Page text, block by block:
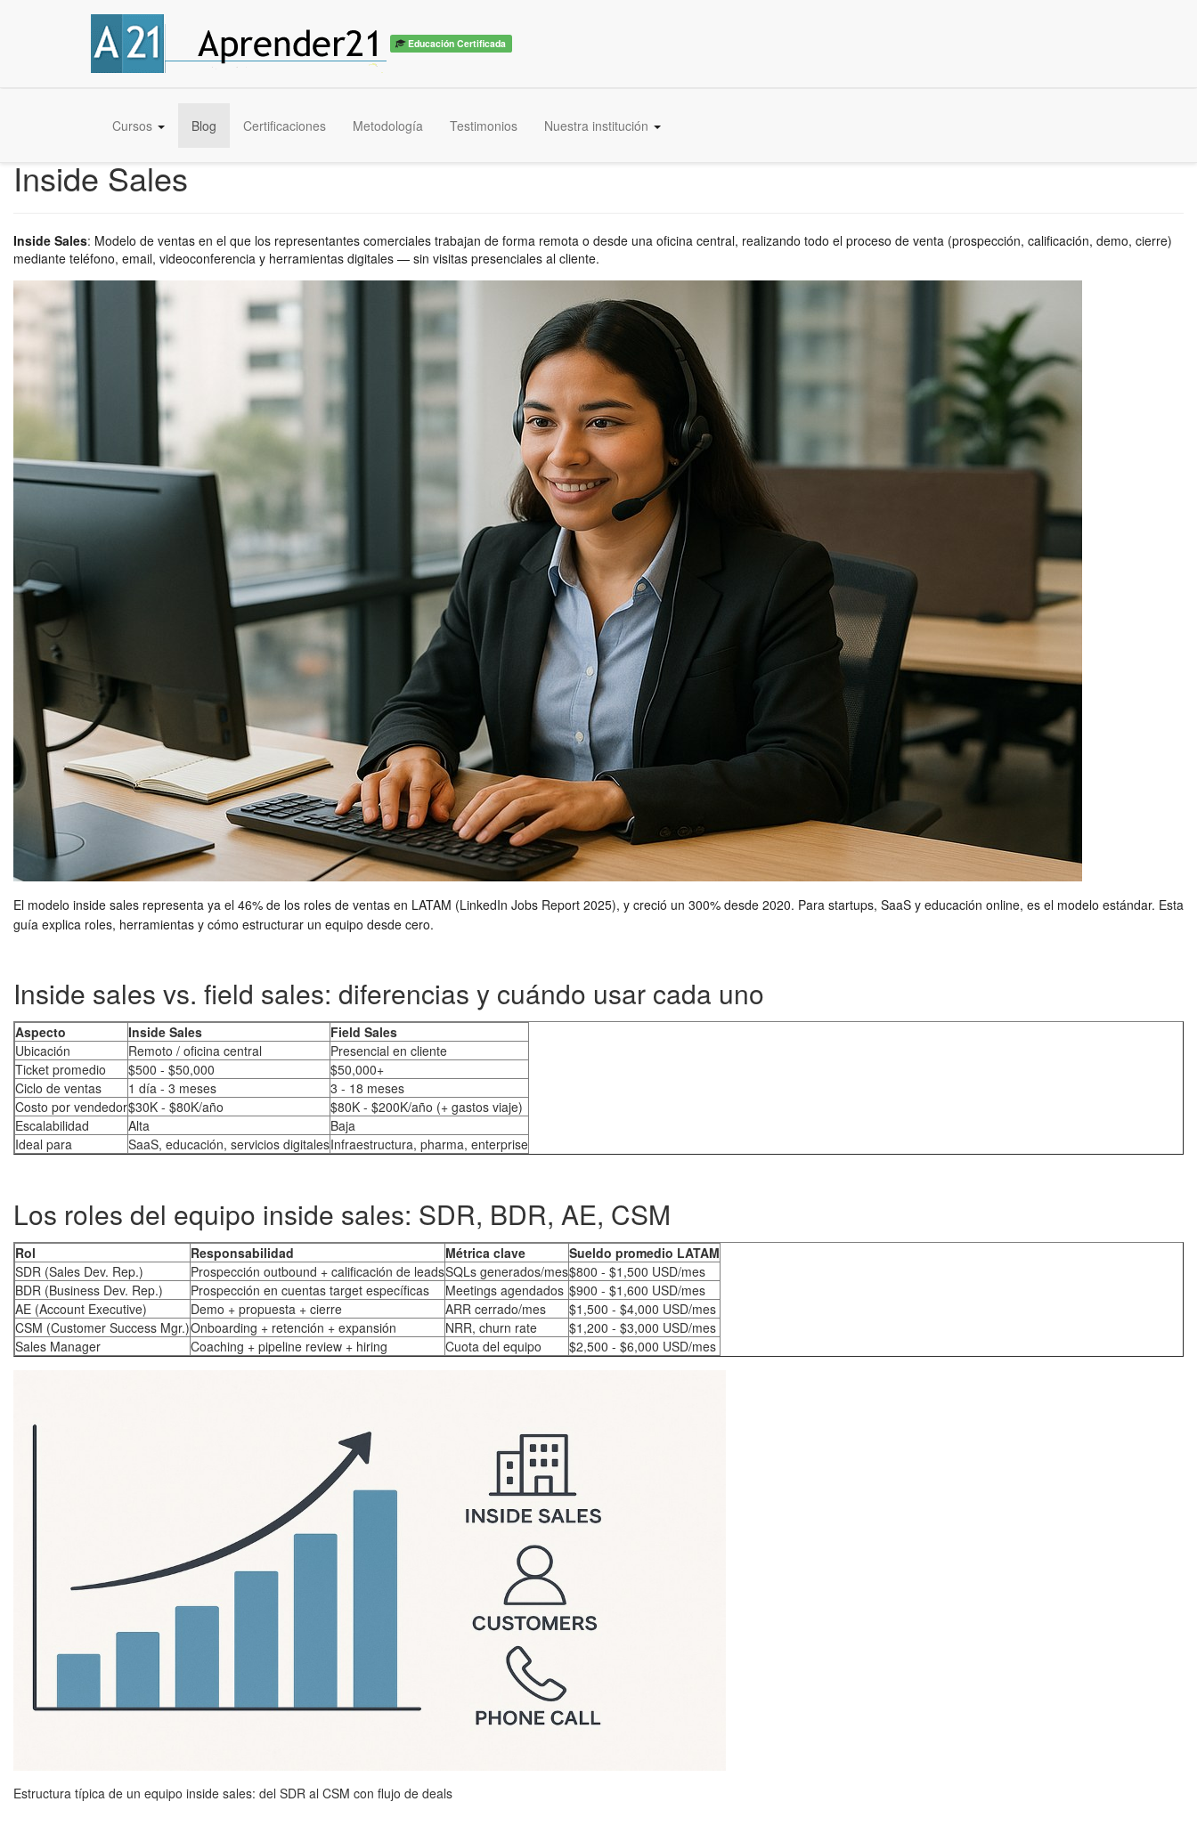
Educación Certificada
Cursos Blog Certificaciones Metodología Testimonios Nuestra institución
Inside Sales
Inside Sales: Modelo de ventas en el que los representantes comerciales trabajan de forma remota o desde una oficina central, realizando todo el proceso de venta (prospección, calificación, demo, cierre)
mediante teléfono, email, videoconferencia y herramientas digitales — sin visitas presenciales al cliente.
El modelo inside sales representa ya el 46% de los roles de ventas en LATAM (LinkedIn Jobs Report 2025), y creció un 300% desde 2020. Para startups, SaaS y educación online, es el modelo estándar. Esta
guía explica roles, herramientas y cómo estructurar un equipo desde cero.
Inside sales vs. field sales: diferencias y cuándo usar cada uno
Aspecto Inside Sales
Field Sales
Ubicación
Remoto / oficina central
Presencial en cliente
Ticket promedio
$500 - $50,000
$50,000+
Ciclo de ventas
1 día - 3 meses
3 - 18 meses
Costo por vendedor$30K - $80K/año
$80K - $200K/año (+ gastos viaje)
Escalabilidad
Alta
Baja
Ideal para
SaaS, educación, servicios digitalesInfraestructura, pharma, enterprise
Los roles del equipo inside sales: SDR, BDR, AE, CSM
Rol Responsabilidad Métrica clave
Sueldo promedio LATAM
SDR (Sales Dev. Rep.)
Prospección outbound + calificación de leadsSQLs generados/mes$800 - $1,500 USD/mes
BDR (Business Dev. Rep.)
Prospección en cuentas target específicas Meetings agendados $900 - $1,600 USD/mes
AE (Account Executive)
Demo + propuesta + cierre ARR cerrado/mes
$1,500 - $4,000 USD/mes
CSM (Customer Success Mgr.)Onboarding + retención + expansión NRR, churn rate
$1,200 - $3,000 USD/mes
Sales Manager
Coaching + pipeline review + hiring Cuota del equipo $2,500 - $6,000 USD/mes
Estructura típica de un equipo inside sales: del SDR al CSM con flujo de deals